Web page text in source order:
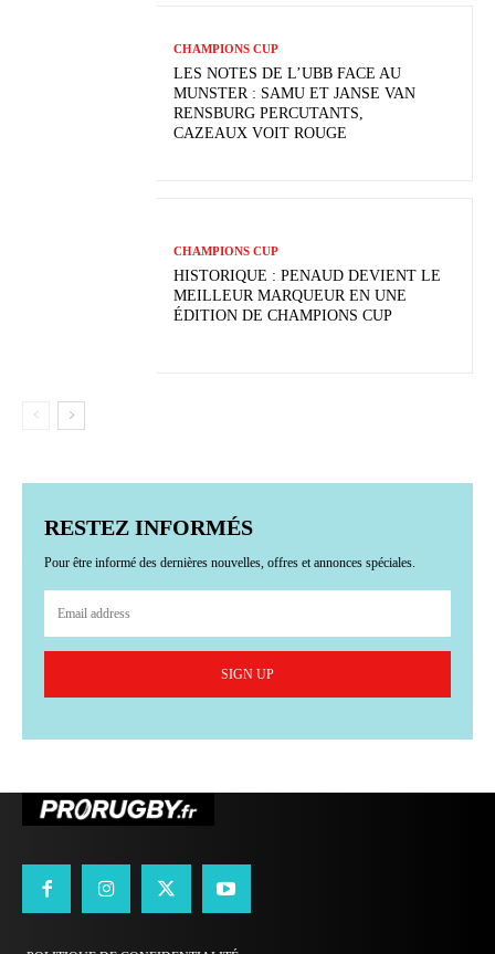
CHAMPIONS CUP
LES NOTES DE L’UBB FACE AU
MUNSTER : SAMU ET JANSE VAN
RENSBURG PERCUTANTS,
CAZEAUX VOIT ROUGE
CHAMPIONS CUP
HISTORIQUE : PENAUD DEVIENT LE
MEILLEUR MARQUEUR EN UNE
ÉDITION DE CHAMPIONS CUP
RESTEZ INFORMÉS
Pour être informé des dernières nouvelles, offres et annonces spéciales.
SIGN UP